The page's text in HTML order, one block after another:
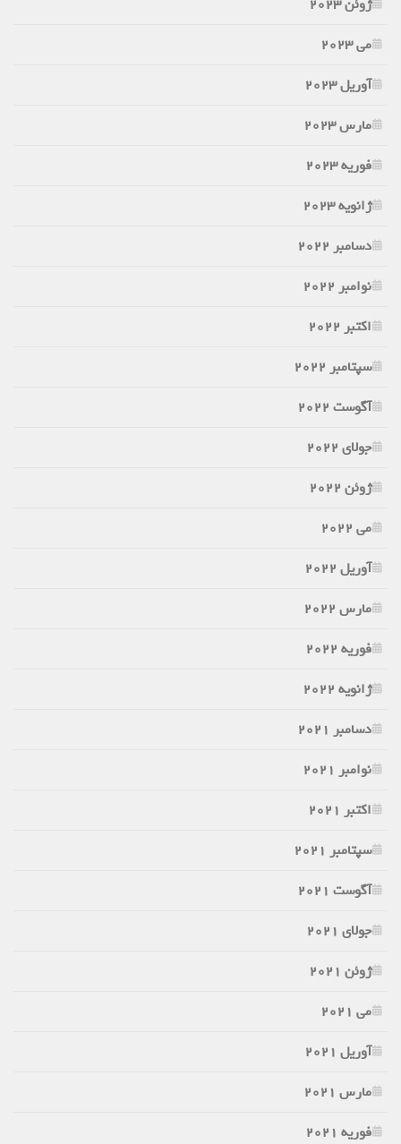
می 2023
آوریل 2023
مارس 2023
فوریه 2023
ژانویه 2023
دسامبر 2022
نوامبر 2022
اکتبر 2022
سپتامبر 2022
آگوست 2022
جولای 2022
ژوئن 2022
می 2022
آوریل 2022
مارس 2022
فوریه 2022
ژانویه 2022
دسامبر 2021
نوامبر 2021
اکتبر 2021
سپتامبر 2021
آگوست 2021
جولای 2021
ژوئن 2021
می 2021
آوریل 2021
مارس 2021
فوریه 2021